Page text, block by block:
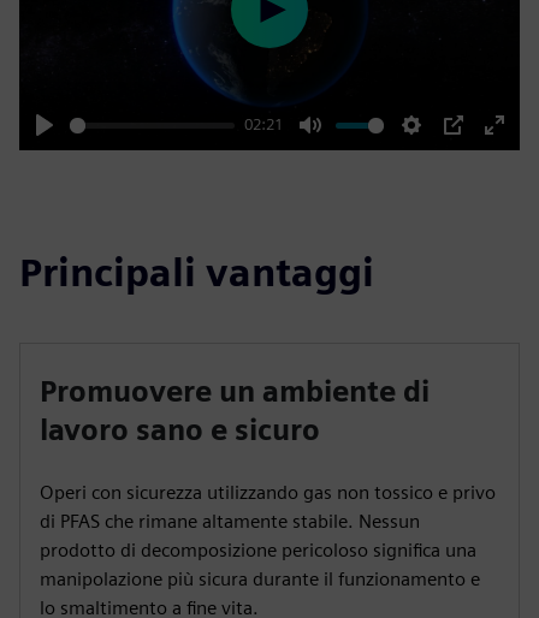
Play
02:21
Mute Settings
PIP
Enter
Play
Principali vantaggi
Promuovere un ambiente di
lavoro sano e sicuro
Operi con sicurezza utilizzando gas non tossico e privo
di PFAS che rimane altamente stabile. Nessun
prodotto di decomposizione pericoloso significa una
manipolazione più sicura durante il funzionamento e
lo smaltimento a fine vita.